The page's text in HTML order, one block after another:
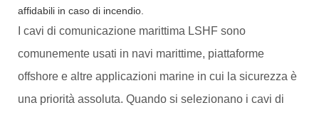
affidabili in caso di incendio.
I cavi di comunicazione marittima LSHF sono
comunemente usati in navi marittime, piattaforme
offshore e altre applicazioni marine in cui la sicurezza è
una priorità assoluta. Quando si selezionano i cavi di